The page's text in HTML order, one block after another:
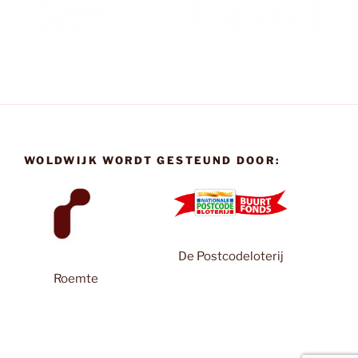
WOLDWIJK WORDT GESTEUND DOOR:
Roemte
De Postcodeloterij